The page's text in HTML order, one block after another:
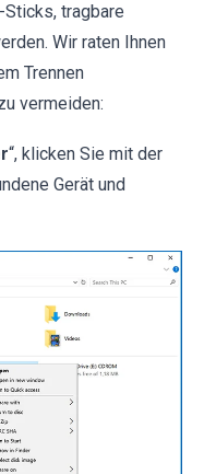
tragbare
Wir raten Ihnen
Trennen
vermeiden:
“, klicken Sie mit der
Gerät und